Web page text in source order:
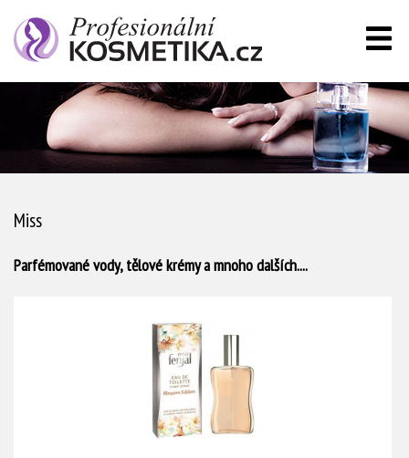
Miss
Parfémované vody, tělové krémy a mnoho dalších....